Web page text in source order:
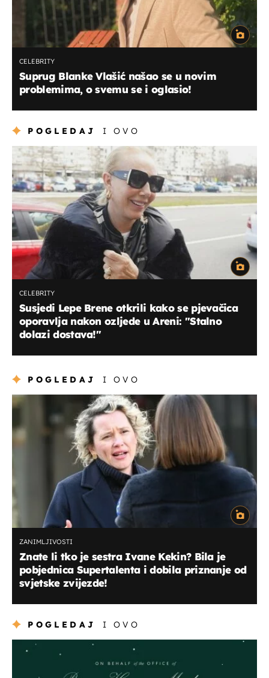
CELEBRITY
Suprug Blanke Vlašić našao se u novim
problemima, o svemu se i oglasio!
POGLEDAJ I OVO
CELEBRITY
Susjedi Lepe Brene otkrili kako se pjevačica
oporavlja nakon ozljede u Areni: ''Stalno
dolazi dostava!''
POGLEDAJ I OVO
ZANIMLJIVOSTI
Znate li tko je sestra Ivane Kekin? Bila je
pobjednica Supertalenta i dobila priznanje od
svjetske zvijezde!
POGLEDAJ I OVO